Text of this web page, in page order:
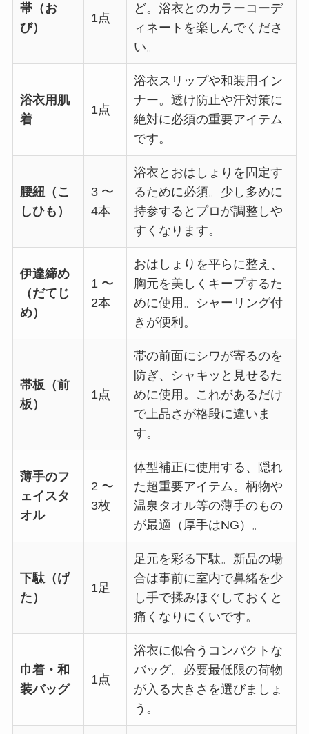
帯（お
び）
1点
ど。浴衣とのカラーコーデ
ィネートを楽しんでくださ
い。
浴衣用肌
着
1点
浴衣スリップや和装用イン
ナー。透け防止や汗対策に
絶対に必須の重要アイテム
です。
腰紐（こ
しひも）
3 〜
4本
浴衣とおはしょりを固定す
るために必須。少し多めに
持参するとプロが調整しや
すくなります。
伊達締め
（だてじ
め）
1 〜
2本
おはしょりを平らに整え、
胸元を美しくキープするた
めに使用。シャーリング付
きが便利。
帯板（前
板）
1点
帯の前面にシワが寄るのを
防ぎ、シャキッと見せるた
めに使用。これがあるだけ
で上品さが格段に違いま
す。
薄手のフ
ェイスタ
オル
2 〜
3枚
体型補正に使用する、
隠れ
た超重要アイテム 。柄物や
温泉タオル等の薄手のもの
が最適（厚手はNG）。
下駄（げ
た）
1足
足元を彩る下駄。新品の場
合は事前に室内で鼻緒を少
し手で揉みほぐしておくと
痛くなりにくいです。
巾着・和
装バッグ
1点
浴衣に似合うコンパクトな
バッグ。必要最低限の荷物
が入る大きさを選びましょ
う。